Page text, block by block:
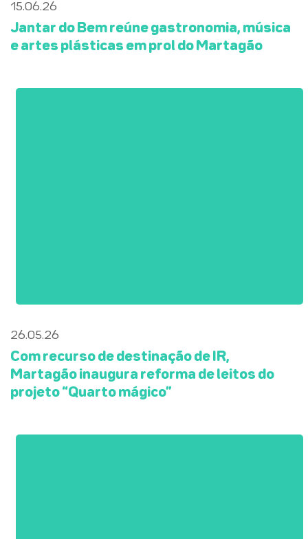
15.06.26
Jantar do Bem reúne gastronomia, música
e artes plásticas em prol do Martagão
26.05.26
Com recurso de destinação de IR,
Martagão inaugura reforma de leitos do
projeto “Quarto mágico”